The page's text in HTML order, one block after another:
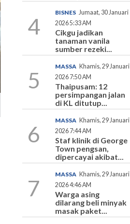
4
BISNES Jumaat, 30 Januari
2026 5:33 AM
Cikgu jadikan
tanaman vanila
sumber rezeki...
5
MASSA Khamis, 29 Januari
2026 7:50 AM
Thaipusam: 12
persimpangan jalan
di KL ditutup...
6
MASSA Khamis, 29 Januari
2026 7:44 AM
Staf klinik di George
Town pengsan,
dipercayai akibat...
7
MASSA Khamis, 29 Januari
2026 4:46 AM
Warga asing
dilarang beli minyak
masak paket...